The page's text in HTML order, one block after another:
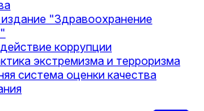
"Здравоохранение
коррупции
экстремизма и терроризма
система оценки качества